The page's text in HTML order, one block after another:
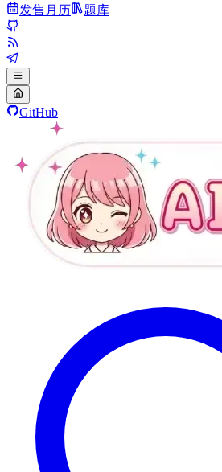
发售月历
题库
GitHub